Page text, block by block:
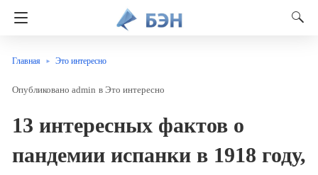
Главная Это интересно
admin в Это интересно
13 интересных фактов о
пандемии испанки в 1918 году,